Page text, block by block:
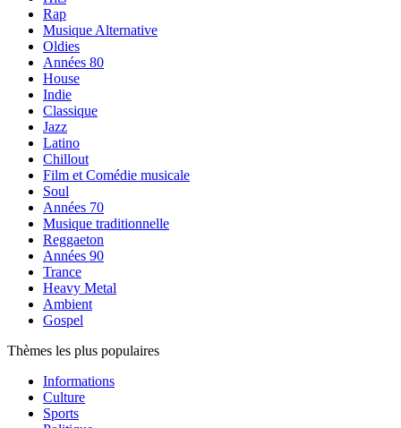
Rap
Musique Alternative
Oldies
Années 80
House
Indie
Classique
Jazz
Latino
Chillout
Film et Comédie musicale
Soul
Années 70
Musique traditionnelle
Reggaeton
Années 90
Trance
Heavy Metal
Ambient
Gospel
Thèmes les plus populaires
Informations
Culture
Sports